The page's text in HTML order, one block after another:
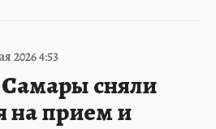
2026 4:53
сняли
на прием и